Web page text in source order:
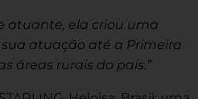
atuante, ela criou uma
atuação até a Primeira
áreas rurais do país.”